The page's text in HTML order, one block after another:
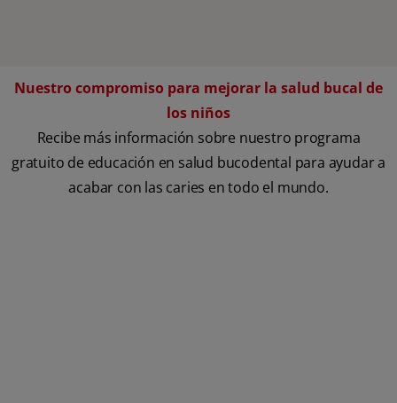
Nuestro compromiso para mejorar la salud bucal de
los niños
Recibe más información sobre nuestro programa
gratuito de educación en salud bucodental para ayudar a
acabar con las caries en todo el mundo.